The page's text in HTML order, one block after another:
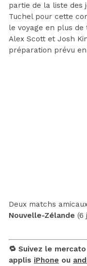
partie de la liste des
Tuchel pour cette
le voyage en plus de
Alex Scott et Josh
préparation prévu en
Deux matchs
Nouvelle-Zélande (6
🔁 Suivez le
applis iPhone ou